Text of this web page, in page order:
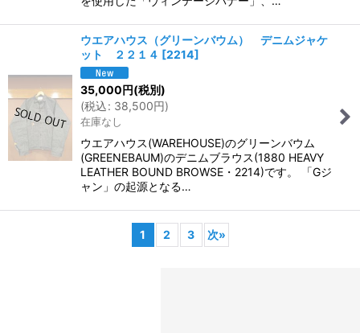
ウエアハウス（グリーンバウム） デニムジャケ
ット ２２１４ [2214]
35,000円(税別)
(税込: 38,500円)
在庫なし
ウエアハウス(WAREHOUSE)のグリーンバウム
(GREENEBAUM)のデニムブラウス(1880 HEAVY
LEATHER BOUND BROWSE・2214)です。 「Gジ
ャン」の起源となる…
1 2 3 次»